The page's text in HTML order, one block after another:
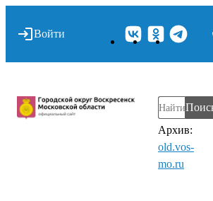
Войти
Архив:
old.vos-
mo.ru